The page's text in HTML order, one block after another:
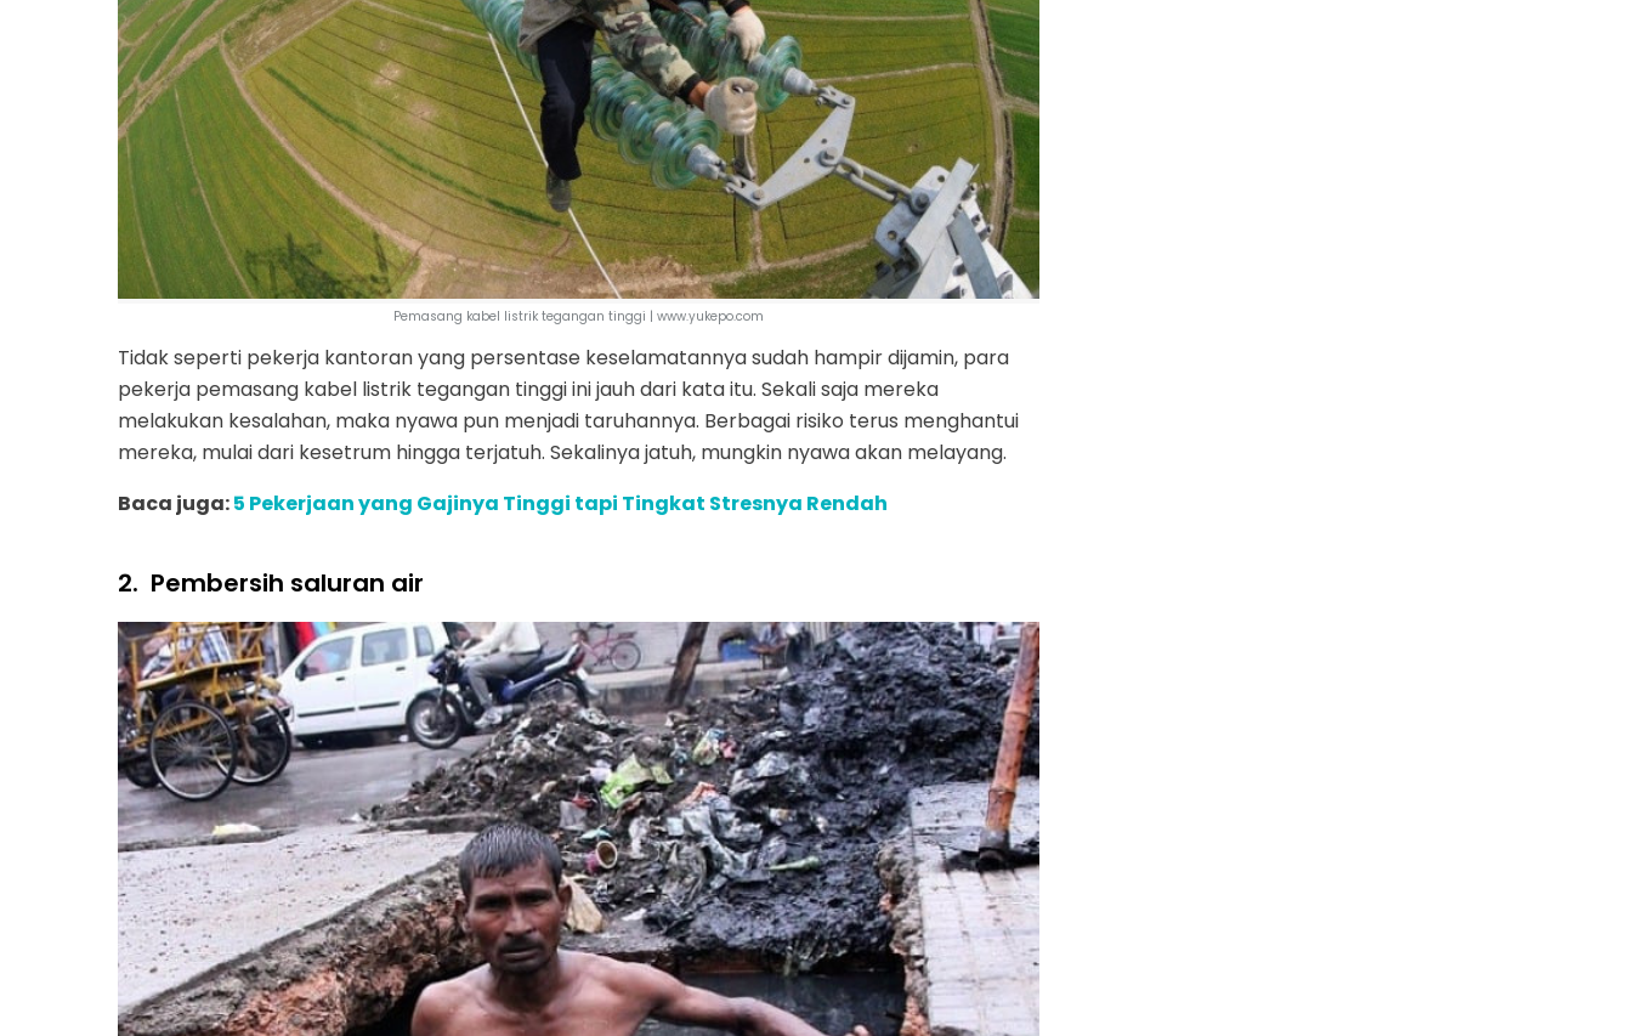
Pemasang kabel listrik tegangan tinggi | www.yukepo.com
Tidak seperti pekerja kantoran yang persentase keselamatannya sudah hampir dijamin, para
pekerja pemasang kabel listrik tegangan tinggi ini jauh dari kata itu. Sekali saja mereka
melakukan kesalahan, maka nyawa pun menjadi taruhannya. Berbagai risiko terus menghantui
mereka, mulai dari kesetrum hingga terjatuh. Sekalinya jatuh, mungkin nyawa akan melayang.
Baca juga:5 Pekerjaan yang Gajinya Tinggi tapi Tingkat Stresnya Rendah
2. Pembersih saluran air